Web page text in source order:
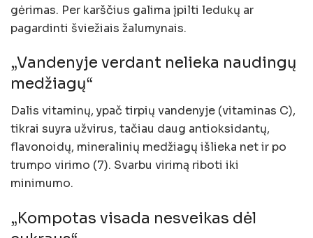
gėrimas. Per karščius galima įpilti ledukų ar
pagardinti šviežiais žalumynais.
„Vandenyje verdant nelieka naudingų
medžiagų“
Dalis vitaminų, ypač tirpių vandenyje (vitaminas C),
tikrai suyra užvirus, tačiau daug antioksidantų,
flavonoidų, mineralinių medžiagų išlieka net ir po
trumpo virimo (7). Svarbu virimą riboti iki
minimumo.
„Kompotas visada nesveikas dėl